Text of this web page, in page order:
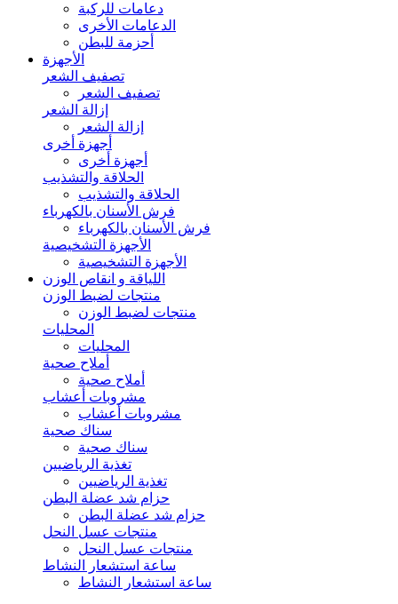
دعامات للركبة
الدعامات الأخرى
أحزمة للبطن
الأجهزة
تصفيف الشعر
تصفيف الشعر
إزالة الشعر
إزالة الشعر
أجهزة أخرى
أجهزة أخرى
الحلاقة والتشذيب
الحلاقة والتشذيب
فرش الأسنان بالكهرباء
فرش الأسنان بالكهرباء
الأجهزة التشخيصية
الأجهزة التشخيصية
اللياقة و انقاص الوزن
منتجات لضبط الوزن
منتجات لضبط الوزن
المحليات
المحليات
أملاح صحية
أملاح صحية
مشروبات أعشاب
مشروبات أعشاب
سناك صحية
سناك صحية
تغذية الرياضيين
تغذية الرياضيين
حزام شد عضلة البطن
حزام شد عضلة البطن
منتجات عسل النحل
منتجات عسل النحل
ساعة استشعار النشاط
ساعة استشعار النشاط